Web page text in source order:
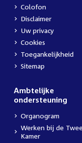
Colofon
Disclaimer
Uw privacy
Cookies
Toegankelijkheid
Sitemap
Ambtelijke
ondersteuning
Organogram
External
link:
Werken bij de
Kamer